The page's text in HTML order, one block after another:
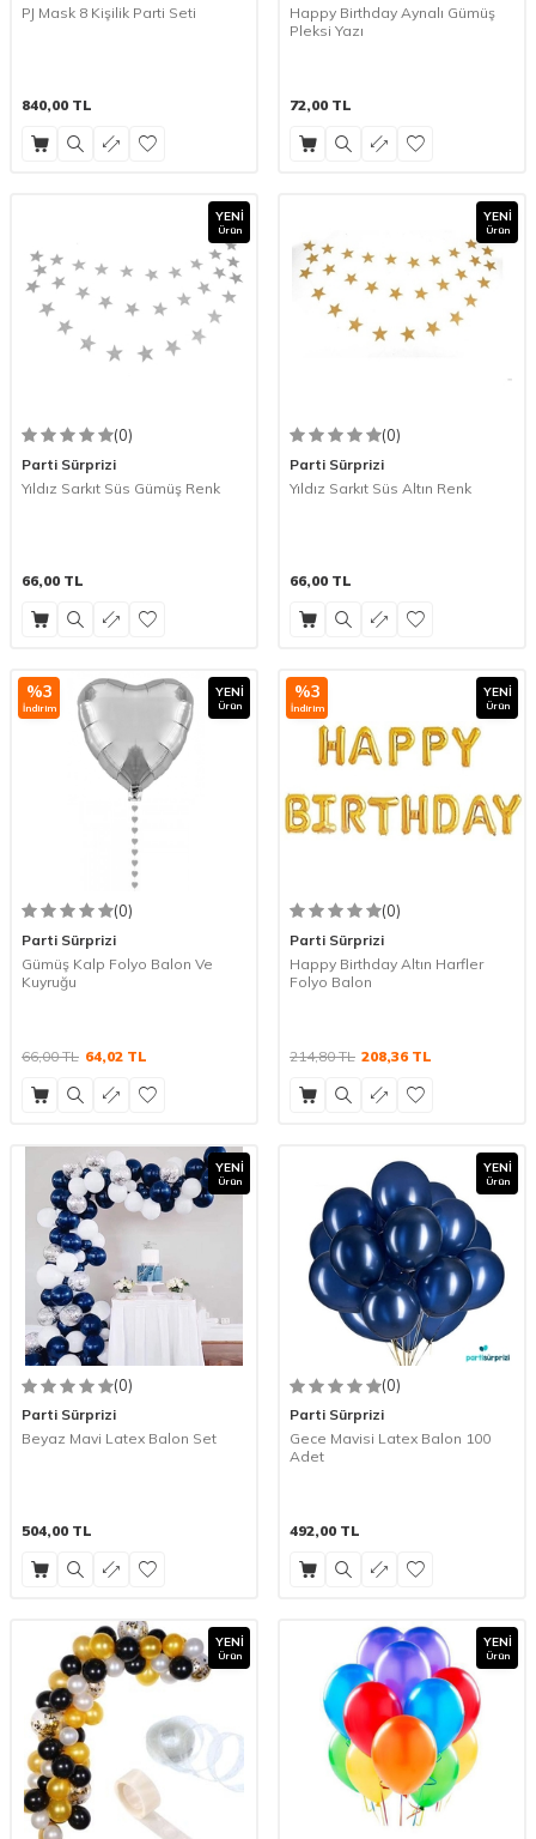
PJ Mask 8 Kişilik Parti Seti
840,00 TL
Happy Birthday Aynalı Gümüş
Pleksi Yazı
72,00 TL
YENI
Ürün
(0)
Parti Sürprizi
Yıldız Sarkıt Süs Gümüş Renk
66,00 TL
YENI
Ürün
(0)
Parti Sürprizi
Yıldız Sarkıt Süs Altın Renk
66,00 TL
%3
İndirim
YENI
Ürün
(0)
Parti Sürprizi
Gümüş Kalp Folyo Balon Ve
Kuyruğu
66,00TL 64,02 TL
%3
İndirim
YENI
Ürün
(0)
Parti Sürprizi
Happy Birthday Altın Harfler
Folyo Balon
214,80TL 208,36TL
YENI
Ürün
(0)
Parti Sürprizi
Beyaz Mavi Latex Balon Set
504,00 TL
YENI
Ürün
(0)
Parti Sürprizi
Gece Mavisi Latex Balon 100
Adet
492,00 TL
YENI
Ürün
YENI
Ürün